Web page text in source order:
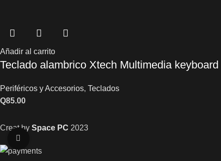
Añadir al carrito
Teclado alambrico Xtech Multimedia keyboard
Periféricos y Accesorios, Teclados
Q85.00
Creat by Space PC 2023